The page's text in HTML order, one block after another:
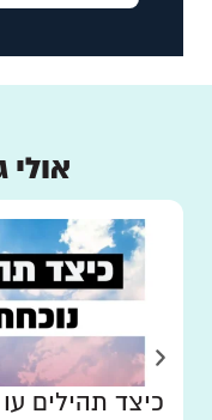
אולי
כיצד תהילים